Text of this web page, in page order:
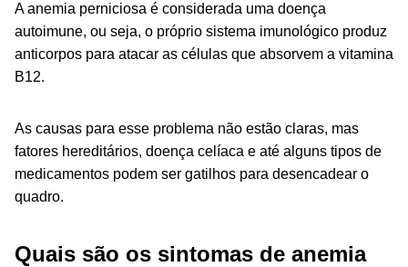
A anemia perniciosa é considerada uma doença
autoimune, ou seja, o próprio sistema imunológico produz
anticorpos para atacar as células que absorvem a vitamina
B12.
As causas para esse problema não estão claras, mas
fatores hereditários, doença celíaca e até alguns tipos de
medicamentos podem ser gatilhos para desencadear o
quadro.
Quais são os sintomas de anemia